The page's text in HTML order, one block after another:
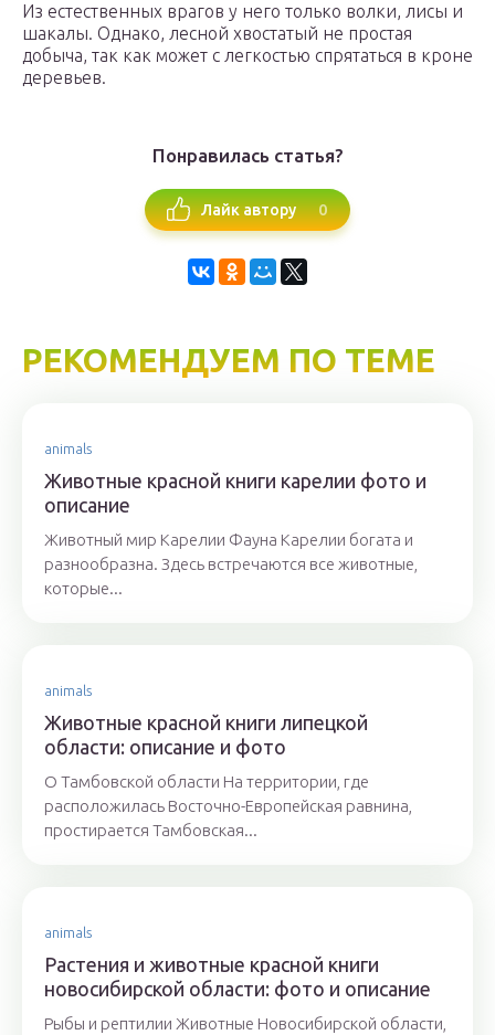
Из естественных врагов у него только волки, лисы и
шакалы. Однако, лесной хвостатый не простая
добыча, так как может с легкостью спрятаться в кроне
деревьев.
Понравилась статья?
Лайк автору 0
РЕКОМЕНДУЕМ ПО ТЕМЕ
animals
Животные красной книги карелии фото и
описание
Животный мир Карелии Фауна Карелии богата и
разнообразна. Здесь встречаются все животные,
которые...
animals
Животные красной книги липецкой
области: описание и фото
О Тамбовской области На территории, где
расположилась Восточно-Европейская равнина,
простирается Тамбовская...
animals
Растения и животные красной книги
новосибирской области: фото и описание
Рыбы и рептилии Животные Новосибирской области,